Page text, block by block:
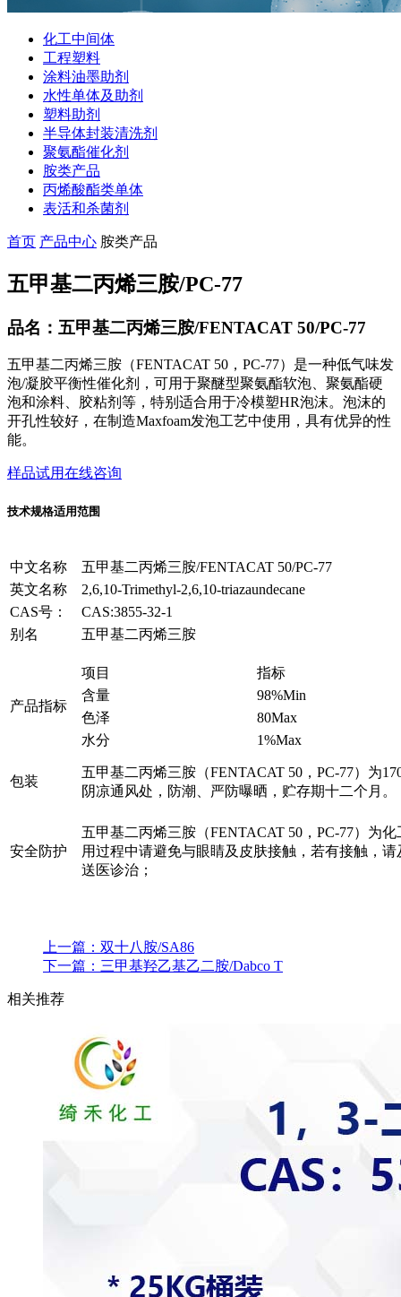
化工中间体
工程塑料
涂料油墨助剂
水性单体及助剂
塑料助剂
半导体封装清洗剂
聚氨酯催化剂
胺类产品
丙烯酸酯类单体
表活和杀菌剂
首页 产品中心 胺类产品
五甲基二丙烯三胺/PC-77
品名：五甲基二丙烯三胺/FENTACAT 50/PC-77
五甲基二丙烯三胺（FENTACAT 50，PC-77）是一种低气味发
泡/凝胶平衡性催化剂，可用于聚醚型聚氨酯软泡、聚氨酯硬
泡和涂料、胶粘剂等，特别适合用于冷模塑HR泡沫。泡沫的
开孔性较好，在制造Maxfoam发泡工艺中使用，具有优异的性
能。
样品试用在线咨询
技术规格适用范围
中文名称
五甲基二丙烯三胺/FENTACAT 50/PC-77
英文名称
2,6,10-Trimethyl-2,6,10-triazaundecane
CAS号：
CAS:3855-32-1
别名
五甲基二丙烯三胺
产品指标
项目
指标
含量
98%Min
色泽
80Max
水分
1%Max
包装
五甲基二丙烯三胺（FENTACAT 50，PC-77）为
阴凉通风处，防潮、严防曝晒，贮存期十二个月。
安全防护
五甲基二丙烯三胺（FENTACAT 50，PC-77）为
用过程中请避免与眼睛及皮肤接触，若有接触，
送医诊治；
上一篇： 双十八胺/SA86
下一篇： 三甲基羟乙基乙二胺/Dabco T
相关推荐